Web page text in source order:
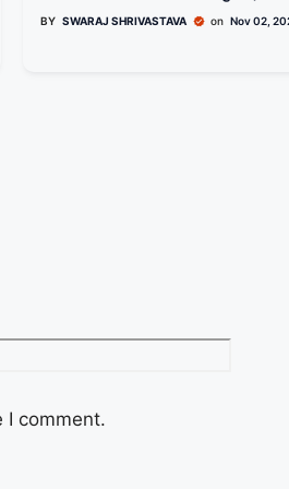
फाड़े; 6-7 लड़कों ने मारपीट भी की
BY SWARAJ SHRIVASTAVA on Nov 02,
I comment.